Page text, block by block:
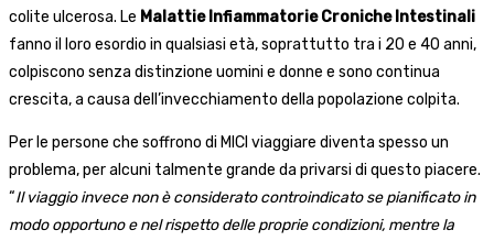
colite ulcerosa. Le Malattie Infiammatorie Croniche Intestinali
fanno il loro esordio in qualsiasi età, soprattutto tra i 20 e 40 anni,
colpiscono senza distinzione uomini e donne e sono continua
crescita, a causa dell’invecchiamento della popolazione colpita.
Per le persone che soffrono di MICI viaggiare diventa spesso un
problema, per alcuni talmente grande da privarsi di questo piacere.
“Il viaggio invece non è considerato controindicato se pianificato in
modo opportuno e nel rispetto delle proprie condizioni, mentre la